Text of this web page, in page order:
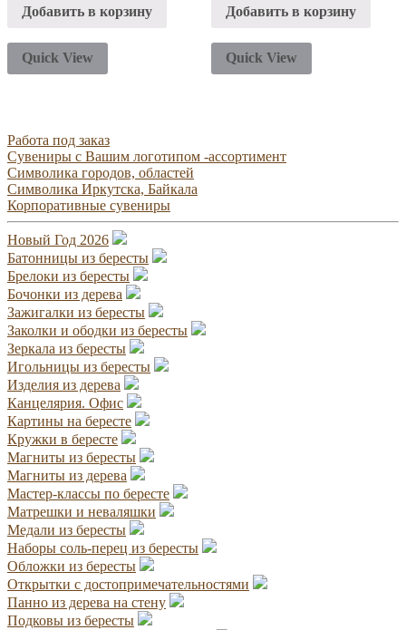
Добавить в корзину
Quick View
Добавить в корзину
Quick View
Работа под заказ
Сувениры с Вашим логотипом -ассортимент
Символика городов, областей
Символика Иркутска, Байкала
Корпоративные сувениры
Новый Год 2026
Батонницы из бересты
Брелоки из бересты
Бочонки из дерева
Зажигалки из бересты
Заколки и ободки из бересты
Зеркала из бересты
Игольницы из бересты
Изделия из дерева
Канцелярия. Офис
Картины на бересте
Кружки в бересте
Магниты из бересты
Магниты из дерева
Мастер-классы по бересте
Матрешки и неваляшки
Медали из бересты
Наборы соль-перец из бересты
Обложки из бересты
Открытки с достопримечательностями
Панно из дерева на стену
Подковы из бересты